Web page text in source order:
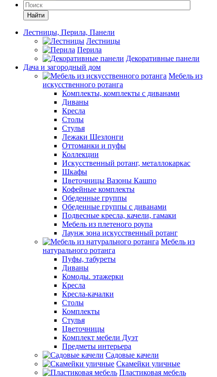
Найти
Лестницы, Перила, Панели
Лестницы
Перила
Декоративные панели
Дача и загородный дом
Мебель из
искусственного ротанга
Комплекты, комплекты с диванами
Диваны
Кресла
Столы
Стулья
Лежаки Шезлонги
Оттоманки и пуфы
Коллекции
Искусственный ротанг, металлокаркас
Шкафы
Цветочницы Вазоны Кашпо
Кофейные комплекты
Обеденные группы
Обеденные группы с диванами
Подвесные кресла, качели, гамаки
Мебель из плетеного роупа
Лаунж зона искусственный ротанг
Мебель из
натурального ротанга
Пуфы, табуреты
Диваны
Комоды. этажерки
Кресла
Кресла-качалки
Столы
Комплекты
Стулья
Цветочницы
Комплект мебели Дуэт
Предметы интерьера
Садовые качели
Скамейки уличные
Пластиковая мебель